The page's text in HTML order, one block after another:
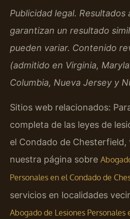
Publicidad legal.
garantizan un resultado
pueden variar. Contenido
(admitido en Virginia,
Columbia, Nueva Jersey y
Sitios web relacionados:
completa de las leyes de
el Condado de Chesterfield,
nuestra página sobre
Personales en el Condado de
servicios en localidades
Abogado de Lesiones Personales